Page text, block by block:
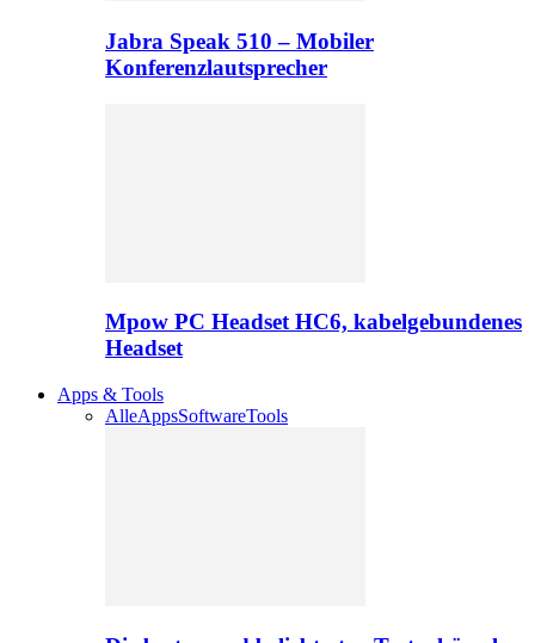
Jabra Speak 510 – Mobiler
Konferenzlautsprecher
Mpow PC Headset HC6, kabelgebundenes
Headset
Apps & Tools
AlleAppsSoftwareTools